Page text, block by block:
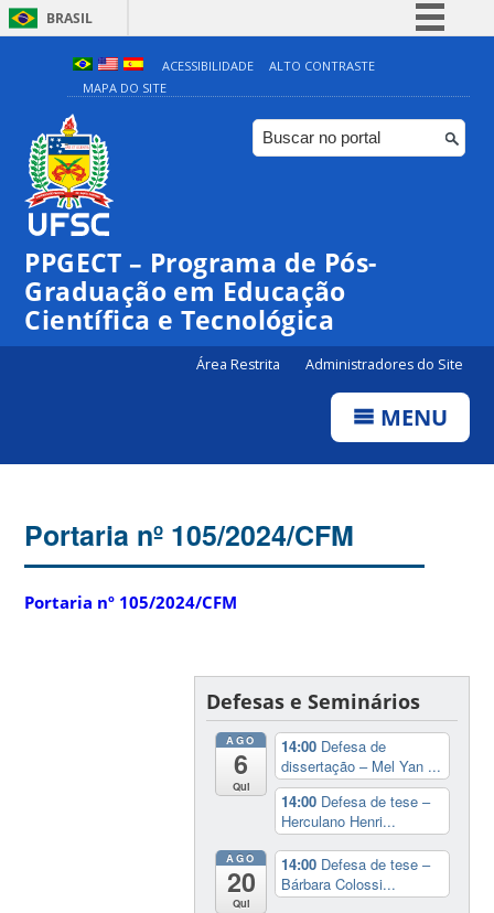
BRASIL
Simplifique!
Comunica BR
Participe
ACESSIBILIDADE
ALTO CONTRASTE
MAPA DO SITE
PPGECT – Programa de Pós-
Graduação em Educação
Científica e Tecnológica
Área Restrita Administradores do Site
MENU
Portaria nº 105/2024/CFM
Portaria nº 105/2024/CFM
Defesas e Seminários
AGO
6
Qui
14:00 Defesa de
dissertação – Mel Yan ...
14:00 Defesa de tese –
Herculano Henri...
AGO
20
Qui
14:00 Defesa de tese –
Bárbara Colossi...